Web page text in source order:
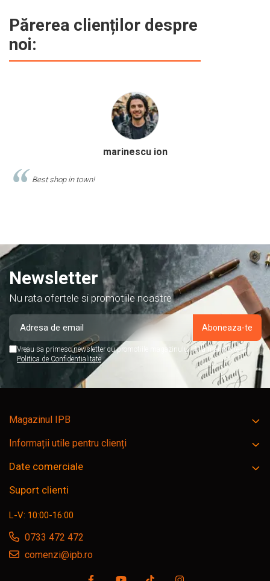
Părerea clienților despre
noi:
Calinescu Matei
Comand produse de papetarie si birotica de cel putin 10 ani de la
Newsletter
Nu rata ofertele si promotiile noastre
Vreau sa primesc newsletter cu promotiile magazinului. Afla mai multe in
Politica de Confidentialitate
Magazinul IPB
Informații utile pentru clienți
Date comerciale
Suport clienti
L-V: 10:00-16:00
0733 472 472
comenzi@ipb.ro